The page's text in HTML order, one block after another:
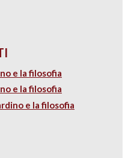
e la filosofia
e la filosofia
e la filosofia